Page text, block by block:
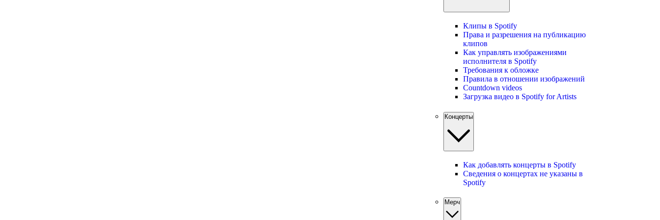
Клипы в Spotify
Права и разрешения на публикацию
клипов
Как управлять изображениями
исполнителя в Spotify
Требования к обложке
Правила в отношении изображений
Countdown videos
Загрузка видео в Spotify for Artists
Концерты
Как добавлять концерты в Spotify
Сведения о концертах не указаны в
Spotify
Мерч